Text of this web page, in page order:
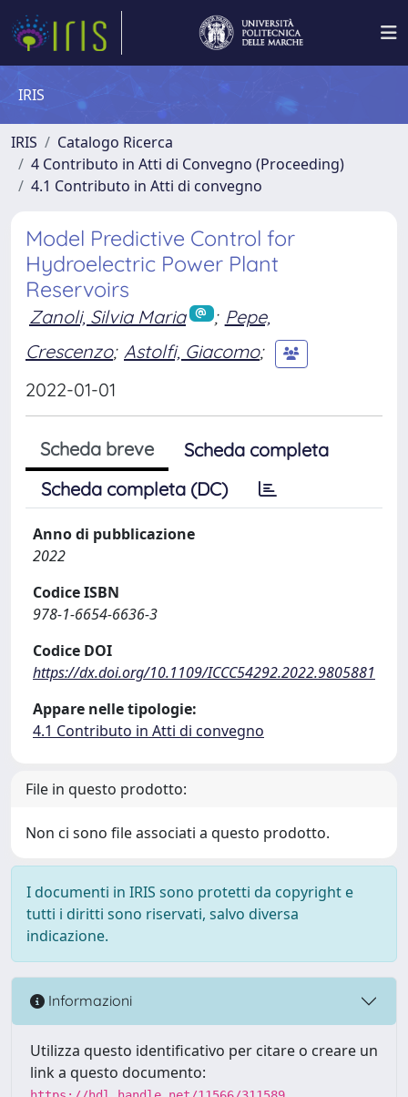
IRIS
IRIS
Catalogo Ricerca
4 Contributo in Atti di Convegno (Proceeding)
4.1 Contributo in Atti di convegno
Model Predictive Control for
Hydroelectric Power Plant
Reservoirs
Zanoli, Silvia Maria ; Pepe,
Crescenzo; Astolfi, Giacomo;
2022-01-01
Scheda breve
Scheda completa
Scheda completa (DC)
Anno di pubblicazione
2022
Codice ISBN
978-1-6654-6636-3
Codice DOI
https://dx.doi.org/10.1109/ICCC54292.2022.9805881
Appare nelle tipologie:
4.1 Contributo in Atti di convegno
File in questo prodotto:
Non ci sono file associati a questo prodotto.
I documenti in IRIS sono protetti da copyright e
tutti i diritti sono riservati, salvo diversa
indicazione.
Informazioni
Utilizza questo identificativo per citare o creare un
link a questo documento: